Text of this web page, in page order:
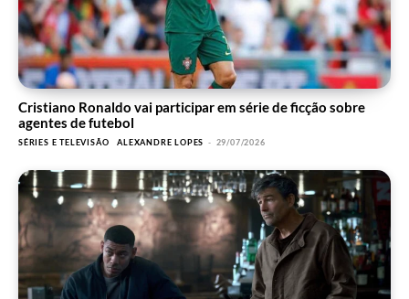
Cristiano Ronaldo vai participar em série de ficção sobre
agentes de futebol
SÉRIES E TELEVISÃO ALEXANDRE LOPES - 29/07/2026